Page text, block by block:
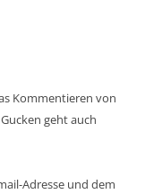
Kommentieren von
geht auch
Adresse und dem